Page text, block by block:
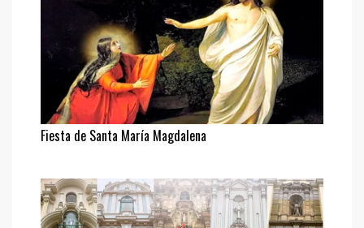
Fiesta de Santa María Magdalena